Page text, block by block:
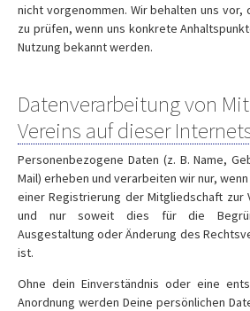
nicht vorgenommen. Wir behalten uns vor,
zu prüfen, wenn uns konkrete
Nutzung bekannt werden.
Datenverarbeitung von
Vereins auf dieser
Personenbezogene Daten (z. B. Name,
Mail) erheben und verarbeiten wir nur, wenn
einer Registrierung der Mitgliedschaft zur
und nur soweit dies für die
Ausgestaltung oder Änderung des
ist.
Ohne dein Einverständnis oder eine
Anordnung werden Deine persönlichen